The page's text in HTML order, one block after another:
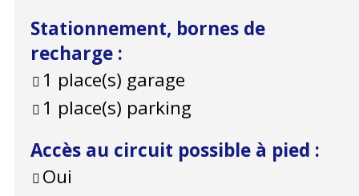
Stationnement, bornes de
recharge :
1 place(s) garage
1 place(s) parking
Accès au circuit possible à pied :
Oui